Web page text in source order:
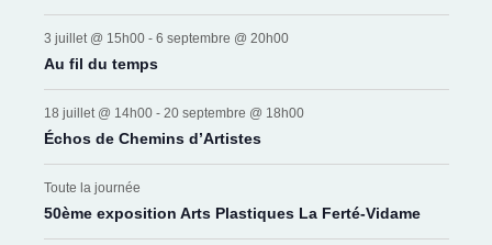
3 juillet @ 15h00- 6 septembre @ 20h00
Au fil du temps
18 juillet @ 14h00- 20 septembre @ 18h00
Échos de Chemins d’Artistes
Toute la journée
50ème exposition Arts Plastiques La Ferté-Vidame